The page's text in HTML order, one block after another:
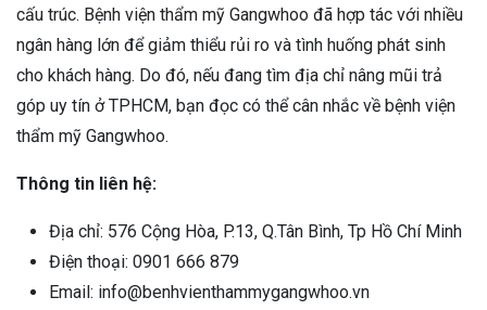
cấu trúc. Bệnh viện thẩm mỹ Gangwhoo đã hợp tác với nhiều
ngân hàng lớn để giảm thiểu rủi ro và tình huống phát sinh
cho khách hàng. Do đó, nếu đang tìm địa chỉ nâng mũi trả
góp uy tín ở TPHCM, bạn đọc có thể cân nhắc về bệnh viện
thẩm mỹ Gangwhoo.
Thông tin liên hệ:
Địa chỉ: 576 Cộng Hòa, P.13, Q.Tân Bình, Tp Hồ Chí Minh
Điện thoại: 0901 666 879
Email: info@benhvienthammygangwhoo.vn